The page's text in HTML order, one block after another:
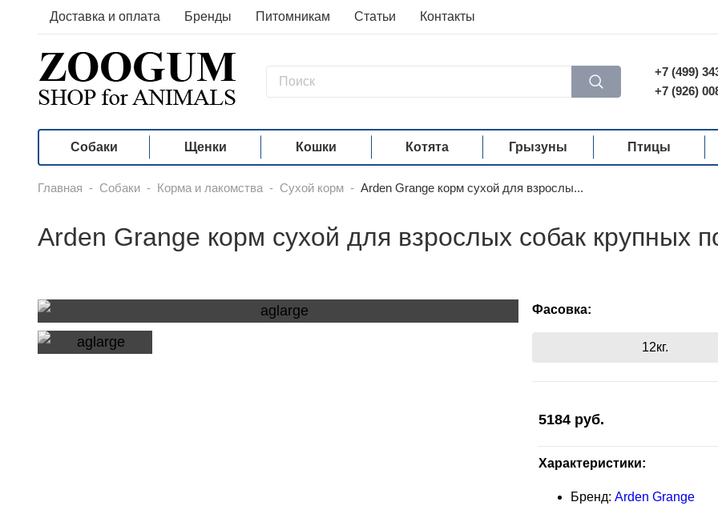
Доставка и оплата Бренды Питомникам Статьи Контакты
+7 (499)
+7 (926)
Собаки Щенки Кошки Котята Грызуны Птицы
Главная - Собаки - Корма и лакомства - Сухой корм - Arden Grange корм сухой для взрослы...
Arden Grange корм сухой для взрослых собак крупных
Фасовка:
12кг.
5184 руб.
Характеристики:
Бренд: Arden Grange